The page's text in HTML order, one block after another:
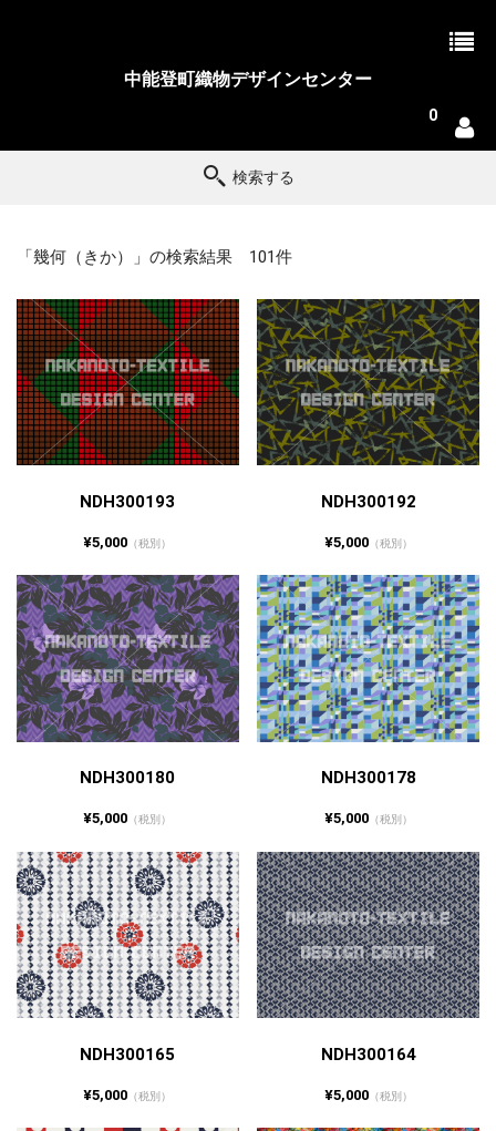
中能登町織物デザインセンター
0
検索する
「幾何（きか）」の検索結果 101件
NDH300193
¥5,000 （税別）
NDH300192
¥5,000（税別）
NDH300180
¥5,000 （税別）
NDH300178
¥5,000（税別）
NDH300165
¥5,000 （税別）
NDH300164
¥5,000（税別）